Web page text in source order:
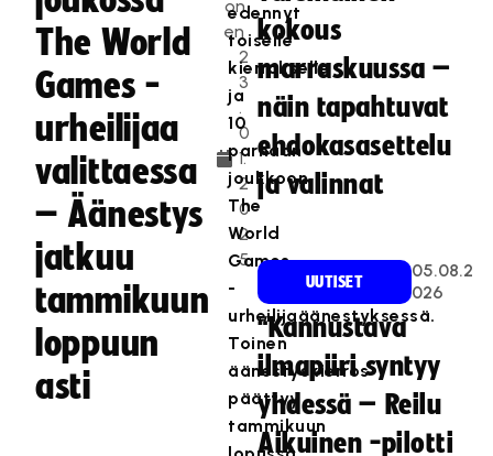
The World
Games -
urheilijaa
valittaessa
– Äänestys
jatkuu
tammikuun
loppuun
asti
on
en
2
3
.
0
1.
2
0
2
5
edennyt
toiselle
kierrokselle
ja
10
parhaan
joukkoon
The
World
Games
-
urheilijaäänestyksessä.
Toinen
äänestyskierros
päättyy
tammikuun
kokous
marraskuussa –
näin tapahtuvat
ehdokasasettelu
ja valinnat
UUTISET
05.08.2
026
“Kannustava
ilmapiiri syntyy
yhdessä – Reilu
Aikuinen -pilotti